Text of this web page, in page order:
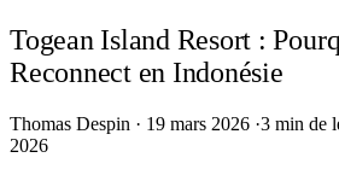
Togean Island Resort :
Reconnect en Indonésie
Thomas Despin · 19 mars 2026 ·3 min de
2026